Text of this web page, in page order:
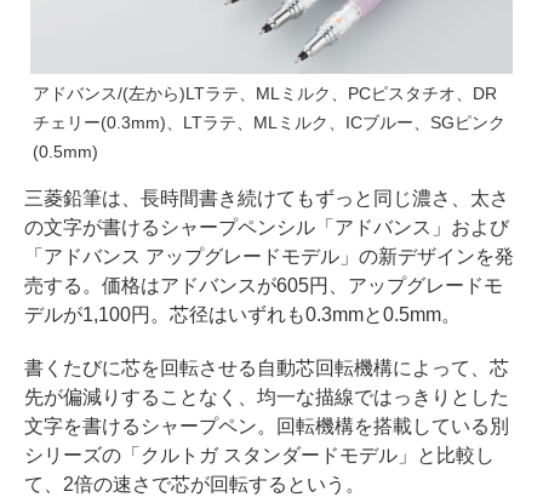
アドバンス/(左から)LTラテ、MLミルク、PCピスタチオ、DR
チェリー(0.3mm)、LTラテ、MLミルク、ICブルー、SGピンク
(0.5mm)
三菱鉛筆は、長時間書き続けてもずっと同じ濃さ、太さ
の文字が書けるシャープペンシル「アドバンス」および
「アドバンス アップグレードモデル」の新デザインを発
売する。価格はアドバンスが605円、アップグレードモ
デルが1,100円。芯径はいずれも0.3mmと0.5mm。
書くたびに芯を回転させる自動芯回転機構によって、芯
先が偏減りすることなく、均一な描線ではっきりとした
文字を書けるシャープペン。回転機構を搭載している別
シリーズの「クルトガ スタンダードモデル」と比較し
て、2倍の速さで芯が回転するという。